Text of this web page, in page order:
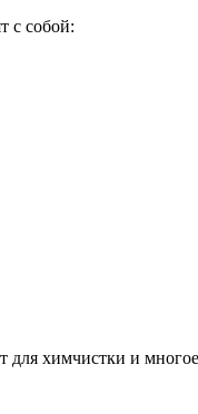
с собой:
для химчистки и